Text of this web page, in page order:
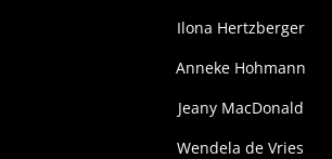
Ilona Hertzberger
Anneke Hohmann
Jeany MacDonald
Wendela de Vries